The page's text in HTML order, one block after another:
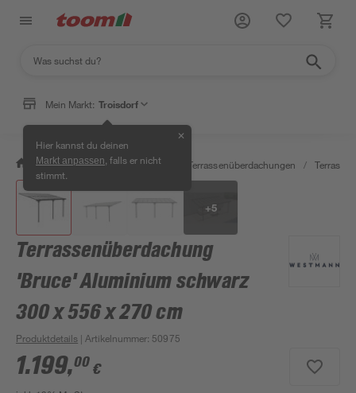
Mein Markt: Troisdorf
Hier kannst du deinen
Markt anpassen , falls er nicht
stimmt.
✕
/ Garten & Freizeit / Carports & Terrassenüberdachungen /
+5
Terrassenüberdachung
'Bruce' Aluminium schwarz
300 x 556 x 270 cm
Produktdetails | Artikelnummer: 50975
1.199,00 €